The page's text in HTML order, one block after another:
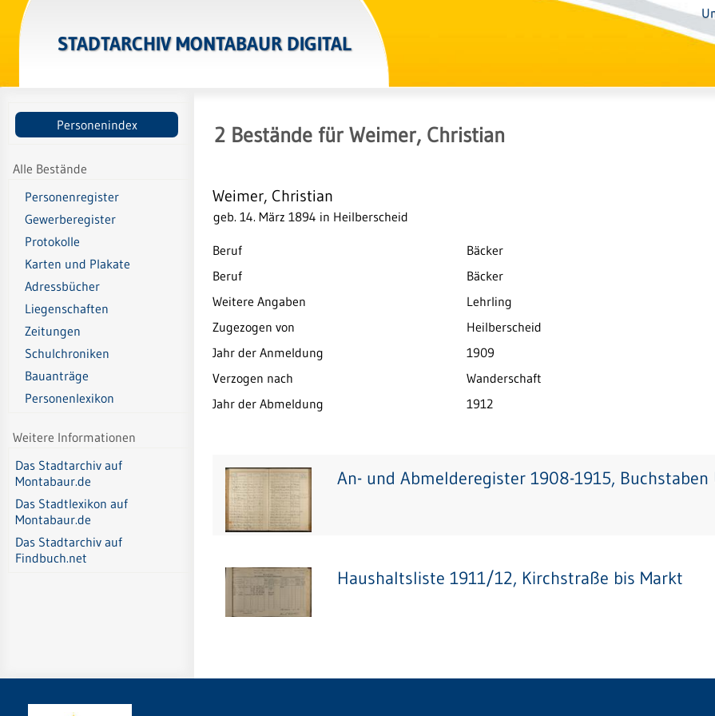
STADTARCHIV MONTABAUR DIGITAL
Personenindex
Alle Bestände
Personenregister
Gewerberegister
Protokolle
Karten und Plakate
Adressbücher
Liegenschaften
Zeitungen
Schulchroniken
Bauanträge
Personenlexikon
Weitere Informationen
Das Stadtarchiv auf
Montabaur.de
Das Stadtlexikon auf
Montabaur.de
Das Stadtarchiv auf
Findbuch.net
2 Bestände für Weimer, Christian
Weimer, Christian
geb. 14. März 1894 in Heilberscheid
Beruf
Bäcker
Beruf
Bäcker
Weitere Angaben
Lehrling
Zugezogen von
Heilberscheid
Jahr der Anmeldung
1909
Verzogen nach
Wanderschaft
Jahr der Abmeldung
1912
An- und Abmelderegister 1908-1915, Buchstaben
Haushaltsliste 1911/12, Kirchstraße bis Markt